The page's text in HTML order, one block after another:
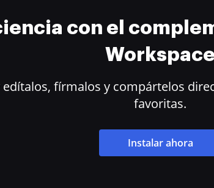
con el
Workspace
fírmalos y compártelos
favoritas.
Instalar ahora